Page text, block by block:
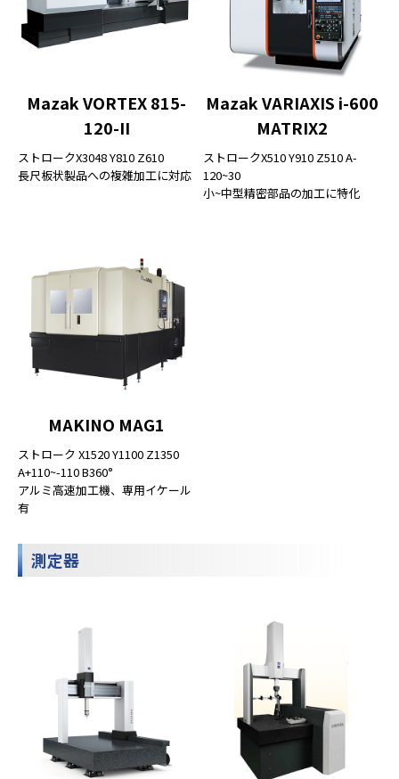
Mazak VORTEX 815-
120-II
ストロークX3048 Y810 Z610
長尺板状製品への複雑加工に対応
Mazak VARIAXIS i-600
MATRIX2
ストロークX510 Y910 Z510 A-
120~30
小~中型精密部品の加工に特化
MAKINO MAG1
ストローク X1520 Y1100 Z1350
A+110~-110 B360°
アルミ高速加工機、専用イケール
有
測定器